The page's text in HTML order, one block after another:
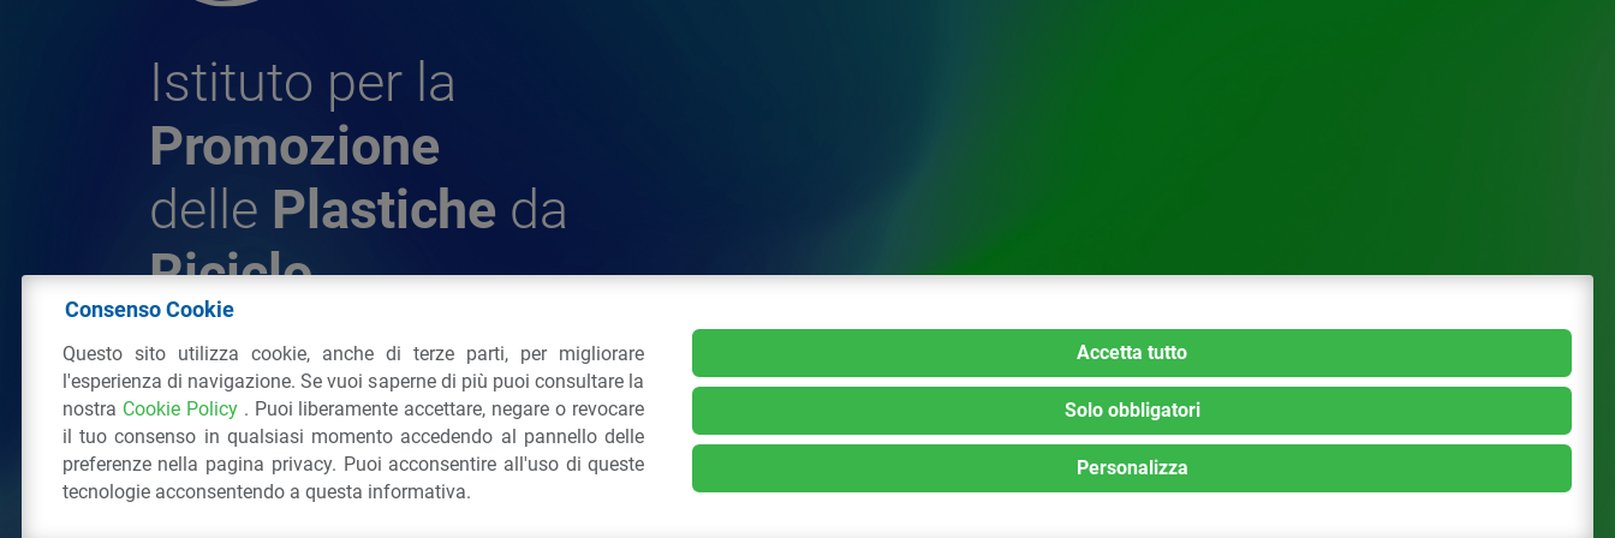
Istituto per la
Promozione
delle Plastiche da
Riciclo
© 2026 - IPPR Istituto per la Promozione delle Plastiche
da Riciclo
C.F. 97381090154
Via San Vittore 3620123 Milano(MI) Tel.: 02 43928225.
Tutti i diritti riservatiPrivacy Policy
Consenso Cookie
Questo sito utilizza cookie, anche di terze parti, per migliorare
l'esperienza di navigazione. Se vuoi saperne di più puoi consultare la
nostra Cookie Policy . Puoi liberamente accettare, negare o revocare
il tuo consenso in qualsiasi momento accedendo al pannello delle
preferenze nella pagina privacy. Puoi acconsentire all'uso di queste
tecnologie acconsentendo a questa informativa.
Accetta tutto
Solo obbligatori
Personalizza